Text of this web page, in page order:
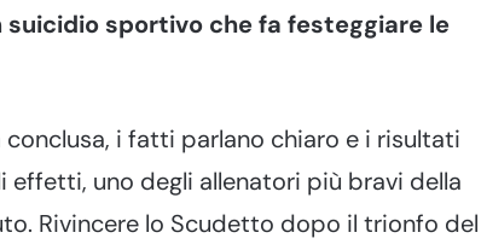
sportivo che fa festeggiare le
i fatti parlano chiaro e i risultati
uno degli allenatori più bravi della
Rivincere lo Scudetto dopo il trionfo del